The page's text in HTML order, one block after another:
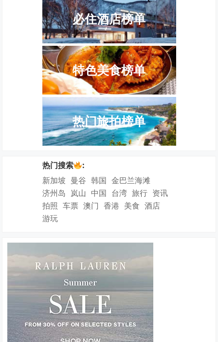
必住酒店榜单
特色美食榜单
热门旅拍榜单
热门搜索
:
新加坡 曼谷 韩国 金巴兰海滩
济州岛 岚山 中国 台湾 旅行 资讯
拍照 车票 澳门 香港 美食 酒店
游玩